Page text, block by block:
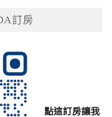
訂房
點這訂房讓我